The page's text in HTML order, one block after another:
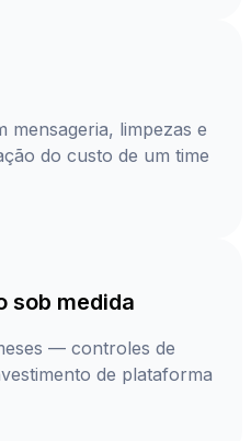
mensageria, limpezas e
do custo de um time
sob medida
— controles de
de plataforma